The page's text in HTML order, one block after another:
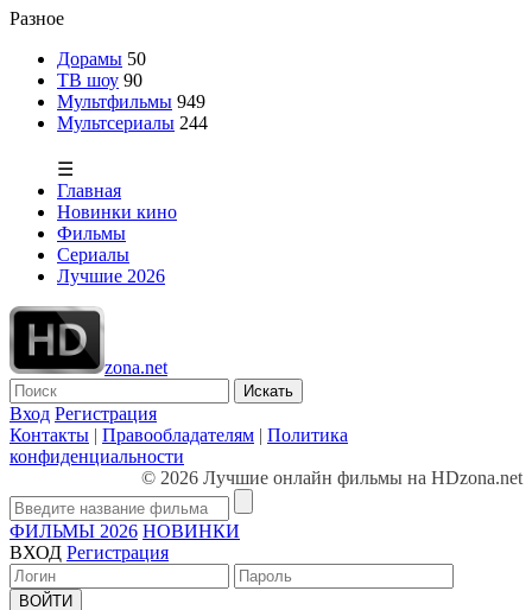
Разное
Дорамы 50
ТВ шоу 90
Мультфильмы 949
Мультсериалы 244
☰
Главная
Новинки кино
Фильмы
Сериалы
Лучшие 2026
zona.net
Искать
Вход Регистрация
Контакты | Правообладателям | Политика
конфиденциальности
© 2026 Лучшие онлайн фильмы на HDzona.net
ФИЛЬМЫ 2026 НОВИНКИ
ВХОД Регистрация